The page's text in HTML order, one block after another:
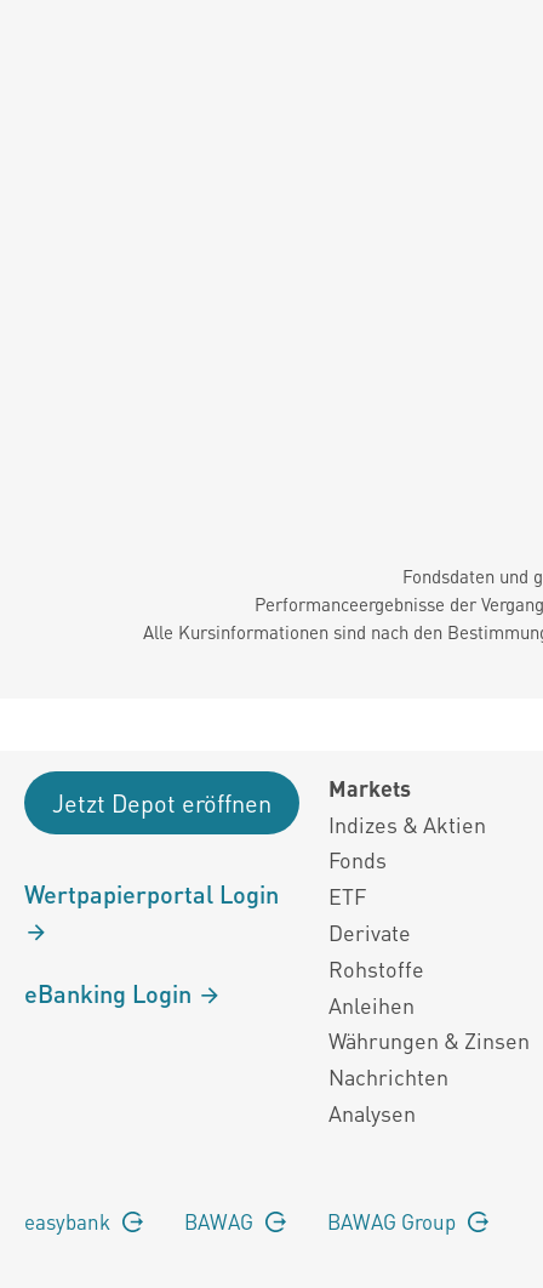
Fondsdaten und
Performanceergebnisse der
Alle Kursinformationen sind nach den
Jetzt Depot eröffnen
Wertpapierportal Login
eBanking Login
Markets
Indizes & Aktien
Fonds
ETF
Derivate
Rohstoffe
Anleihen
Währungen & Zinsen
Nachrichten
Analysen
easybank BAWAG BAWAG Group